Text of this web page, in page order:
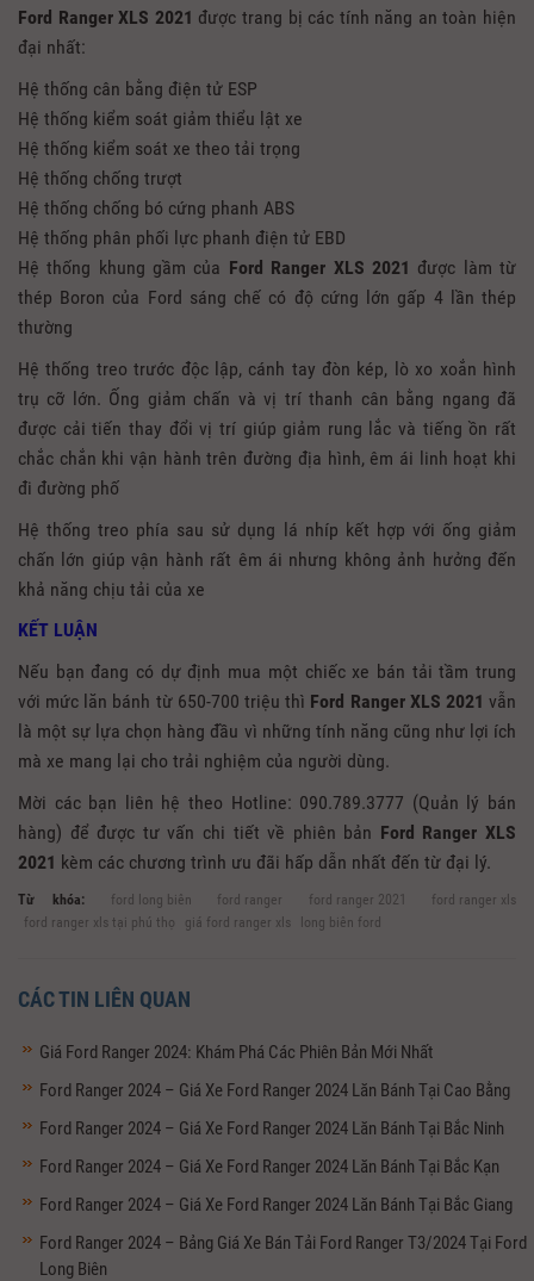
Ford Ranger XLS 2021 được trang bị các tính năng an toàn hiện
đại nhất:
Hệ thống cân bằng điện tử ESP
Hệ thống kiểm soát giảm thiểu lật xe
Hệ thống kiểm soát xe theo tải trọng
Hệ thống chống trượt
Hệ thống chống bó cứng phanh ABS
Hệ thống phân phối lực phanh điện tử EBD
Hệ thống khung gầm của Ford Ranger XLS 2021 được làm từ
thép Boron của Ford sáng chế có độ cứng lớn gấp 4 lần thép
thường
Hệ thống treo trước độc lập, cánh tay đòn kép, lò xo xoắn hình
trụ cỡ lớn. Ống giảm chấn và vị trí thanh cân bằng ngang đã
được cải tiến thay đổi vị trí giúp giảm rung lắc và tiếng ồn rất
chắc chắn khi vận hành trên đường địa hình, êm ái linh hoạt khi
đi đường phố
Hệ thống treo phía sau sử dụng lá nhíp kết hợp với ống giảm
chấn lớn giúp vận hành rất êm ái nhưng không ảnh hưởng đến
khả năng chịu tải của xe
KẾT LUẬN
Nếu bạn đang có dự định mua một chiếc xe bán tải tầm trung
với mức lăn bánh từ 650-700 triệu thì Ford Ranger XLS 2021 vẫn
là một sự lựa chọn hàng đầu vì những tính năng cũng như lợi ích
mà xe mang lại cho trải nghiệm của người dùng.
Mời các bạn liên hệ theo Hotline: 090.789.3777 (Quản lý bán
hàng) để được tư vấn chi tiết về phiên bản Ford Ranger XLS
2021 kèm các chương trình ưu đãi hấp dẫn nhất đến từ đại lý.
Từ khóa: ford long biên ford ranger ford ranger 2021
ford ranger xls
ford ranger xls tại phú thọ
giá ford ranger xls long biên ford
CÁC TIN LIÊN QUAN
Giá Ford Ranger 2024: Khám Phá Các Phiên Bản Mới Nhất
Ford Ranger 2024 – Giá Xe Ford Ranger 2024 Lăn Bánh Tại Cao Bằng
Ford Ranger 2024 – Giá Xe Ford Ranger 2024 Lăn Bánh Tại Bắc Ninh
Ford Ranger 2024 – Giá Xe Ford Ranger 2024 Lăn Bánh Tại Bắc Kạn
Ford Ranger 2024 – Giá Xe Ford Ranger 2024 Lăn Bánh Tại Bắc Giang
Ford Ranger 2024 – Bảng Giá Xe Bán Tải Ford Ranger T3/2024 Tại Ford
Long Biên